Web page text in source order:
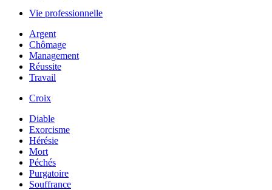
Vie professionnelle
Argent
Chômage
Management
Réussite
Travail
Croix
Diable
Exorcisme
Hérésie
Mort
Péchés
Purgatoire
Souffrance